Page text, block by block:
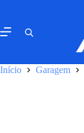
o
conteúdo
Início
Garagem